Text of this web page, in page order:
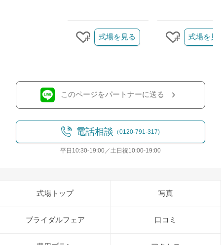
クリップする
式場を見る
クリップす
式場を見
このページをパートナーに送る
電話相談 （0120-791-317)
平日10:30-19:00／土日祝10:00-19:00
式場トップ 写真
ブライダルフェア 口コミ